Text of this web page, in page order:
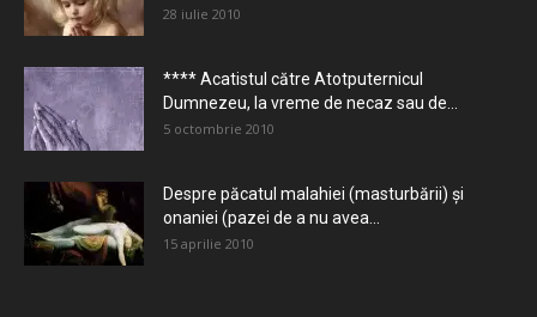
28 iulie 2010
**** Acatistul către Atotputernicul
Dumnezeu, la vreme de necaz sau de...
5 octombrie 2010
Despre păcatul malahiei (masturbării) şi
onaniei (pazei de a nu avea...
15 aprilie 2010